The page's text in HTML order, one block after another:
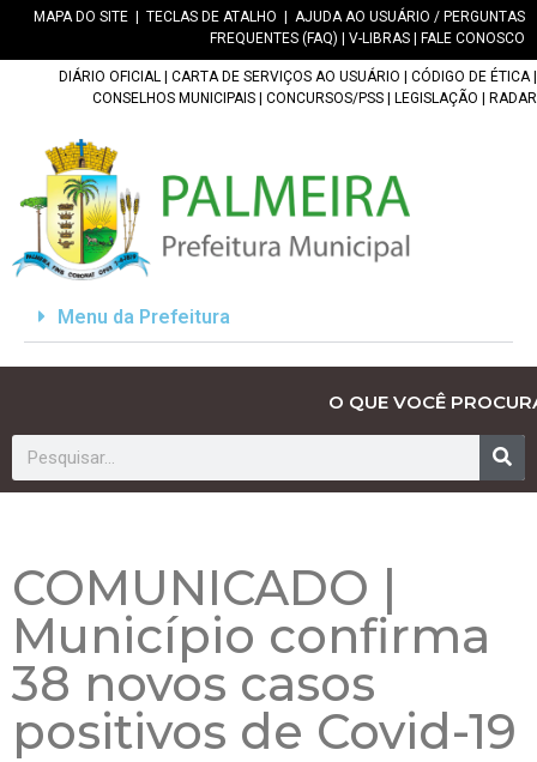
MAPA DO SITE TECLAS DE ATALHO
AJUDA AO USUÁRIO / PERGUNTAS
FREQUENTES (FAQ)
V-LIBRAS FALE CONOSCO
DIÁRIO OFICIAL CARTA DE SERVIÇOS AO USUÁRIO CÓDIGO DE ÉTICA|
CONSELHOS MUNICIPAIS
CONCURSOS/PSS LEGISLAÇÃO RADAR
Menu da Prefeitura
O QUE VOCÊ
COMUNICADO |
Município confirma
38 novos casos
positivos de Covid-19